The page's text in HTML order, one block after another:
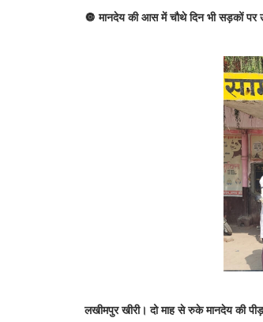
🔘 मानदेय की आस में चौथे दिन भी सड़कों पर
लखीमपुर खीरी। दो माह से रुके मानदेय की